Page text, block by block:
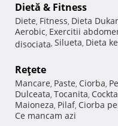
Dietă & Fitness
Diete, Fitness, Dieta
Aerobic, Exercitii
disociata, Silueta, Dieta
Reţete
Mancare, Paste, Ciorba,
Dulceata, Tocanita,
Maioneza, Pilaf, Ciorba
Ce mancam azi